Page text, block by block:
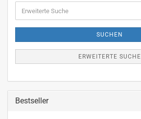
Suche
SUCHEN
ERWEITERTE SUCHE
Bestseller